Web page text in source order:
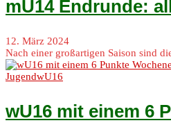
mU14 Endrunde:
12. März 2024
Nach einer großartigen Saison sind
JugendwU16
wU16 mit einem 6